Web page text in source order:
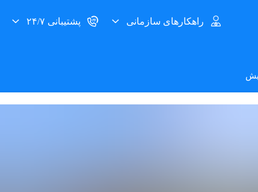
راهکارهای سازمانی پشتیبانی ۲۴/۷